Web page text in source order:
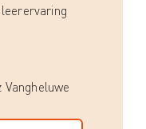
Vangheluwe